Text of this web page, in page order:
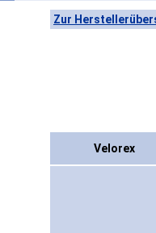
Zur
Velorex